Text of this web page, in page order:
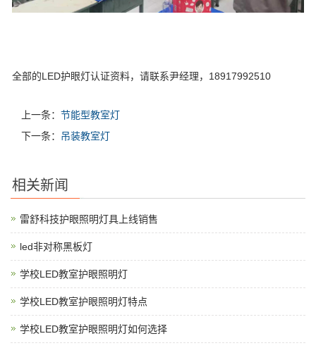
全部的LED护眼灯认证资料，请联系尹经理，18917992510
上一条： 节能型教室灯
下一条： 吊装教室灯
相关新闻
雷舒科技护眼照明灯具上线销售
led非对称黑板灯
学校LED教室护眼照明灯
学校LED教室护眼照明灯特点
学校LED教室护眼照明灯如何选择